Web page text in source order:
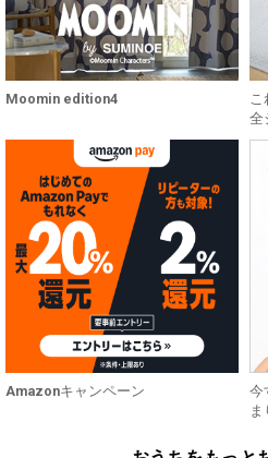
Moomin edition4
こ
全
Amazonキャンペーン
今
ま